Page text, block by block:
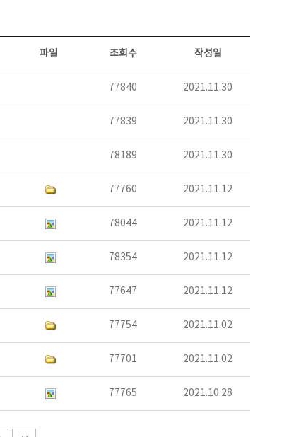
파일 조회수 작성일
77840 2021.11.30
77839 2021.11.30
78189 2021.11.30
77760 2021.11.12
78044 2021.11.12
78354 2021.11.12
77647 2021.11.12
77754 2021.11.02
77701 2021.11.02
77765 2021.10.28